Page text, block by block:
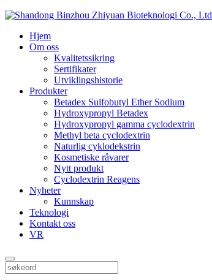
Hjem
Om oss
Kvalitetssikring
Sertifikater
Utviklingshistorie
Produkter
Betadex Sulfobutyl Ether Sodium
Hydroxypropyl Betadex
Hydroxypropyl gamma cyclodextrin
Methyl beta cyclodextrin
Naturlig cyklodekstrin
Kosmetiske råvarer
Nytt produkt
Cyclodextrin Reagens
Nyheter
Kunnskap
Teknologi
Kontakt oss
VR